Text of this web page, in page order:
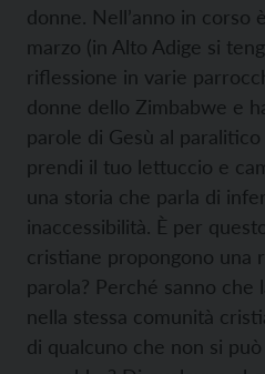
donne. Nell’anno in corso
marzo (in Alto Adige si
riflessione in varie
donne dello Zimbabwe e
parole di Gesù al paralitico
prendi il tuo lettuccio e
una storia che parla di
inaccessibilità. È per
cristiane propongono una
parola? Perché sanno che
nella stessa comunità
di qualcuno che non si